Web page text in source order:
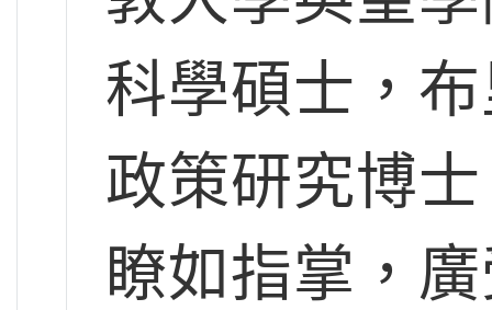
科學碩士，
政策研究博
瞭如指掌，